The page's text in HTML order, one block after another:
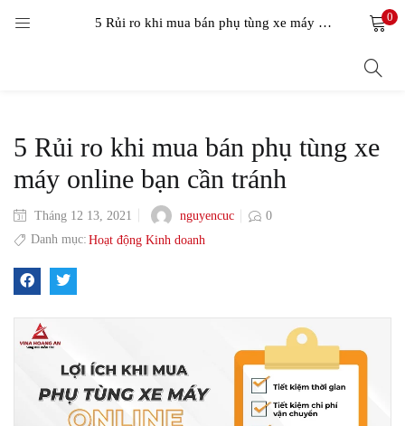
5 Rủi ro khi mua bán phụ tùng xe máy online bạn cần tránh 0
5 Rủi ro khi mua bán phụ tùng xe
máy online bạn cần tránh
Tháng 12 13, 2021 nguyencuc
0
Danh mục: Hoạt động Kinh doanh
LOGIN
Remember me